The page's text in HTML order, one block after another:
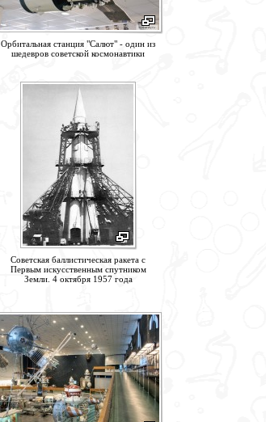
Орбитальная станция "Салют" - один из
шедевров советской космонавтики
Советская баллистическая ракета с
Первым искусственным спутником
Земли. 4 октября 1957 года